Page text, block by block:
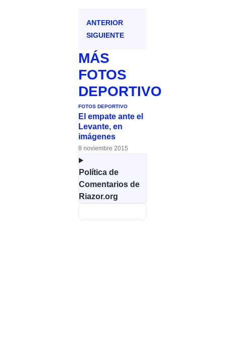
ANTERIOR
SIGUIENTE
MÁS
FOTOS
DEPORTIVO
FOTOS DEPORTIVO
El empate ante el
Levante, en
imágenes
8 noviembre 2015
Política de
Comentarios de
Riazor.org